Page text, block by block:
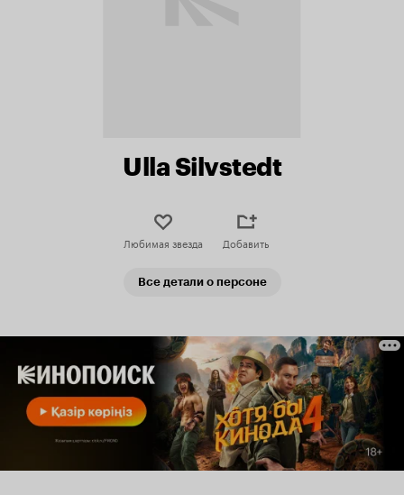
Ulla Silvstedt
Любимая звезда Добавить
Все детали о персоне